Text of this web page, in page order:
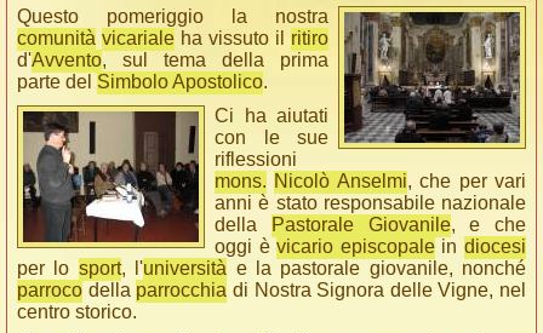
Questo pomeriggio la nostra
comunità vicariale ha vissuto il ritiro
d'Avvento, sul tema della prima
parte del Simbolo Apostolico.
Ci ha aiutati
con le sue
riflessioni
mons. Nicolò Anselmi, che per vari
anni è stato responsabile nazionale
della
Pastorale Giovanile, e che
oggi èvicario episcopaleindiocesi
per lo sport, l'università e la pastorale giovanile, nonché
parroco della parrocchia di Nostra Signora delle Vigne, nel
centro storico.